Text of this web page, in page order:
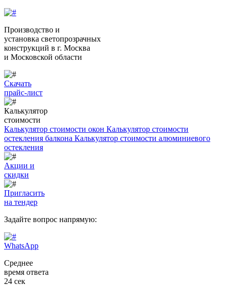
Производство и
установка светопрозрачных
конструкций в г. Москва
и Московской области
Скачать
прайс-лист
Калькулятор
стоимости
Калькулятор стоимости окон Калькулятор стоимости
остекления балкона Калькулятор стоимости алюминиевого
остекления
Акции и
скидки
Пригласить
на тендер
Задайте вопрос напрямую:
WhatsApp
Среднее
время ответа
24 сек